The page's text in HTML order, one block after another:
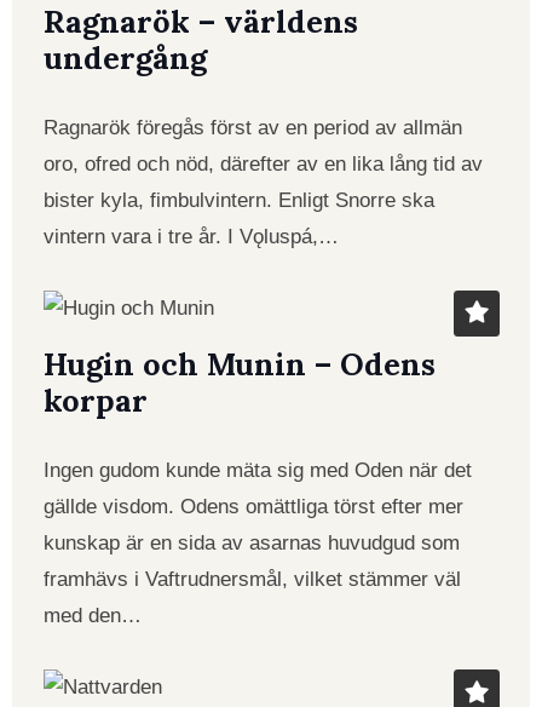
Ragnarök – världens
undergång
Ragnarök föregås först av en period av allmän
oro, ofred och nöd, därefter av en lika lång tid av
bister kyla, fimbulvintern. Enligt Snorre ska
vintern vara i tre år. I Vǫluspá,…
Hugin och Munin – Odens
korpar
Ingen gudom kunde mäta sig med Oden när det
gällde visdom. Odens omättliga törst efter mer
kunskap är en sida av asarnas huvudgud som
framhävs i Vaftrudnersmål, vilket stämmer väl
med den…